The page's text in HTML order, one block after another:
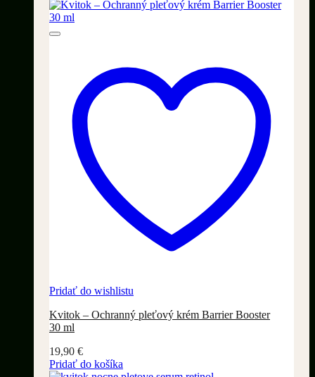
Pridať do wishlistu
Kvitok – Ochranný pleťový krém Barrier Booster
30 ml
19,90 €
Pridať do košíka